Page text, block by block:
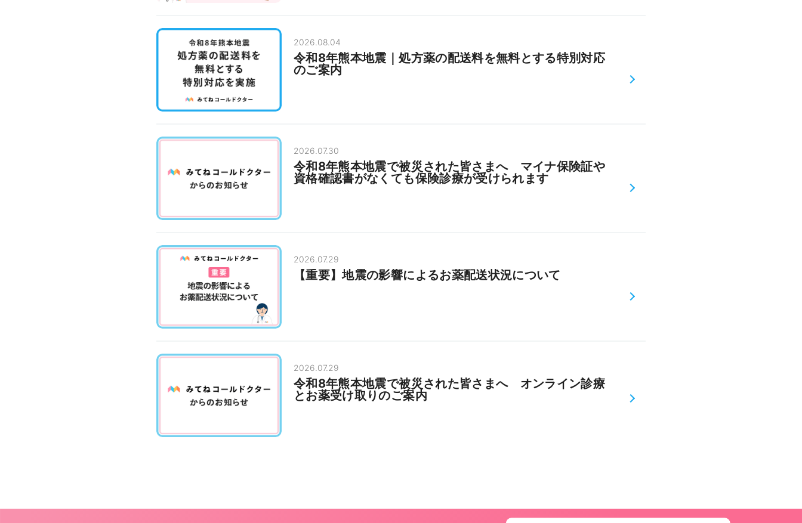
2026.08.04
令和8年熊本地震｜処方薬の配送料を無料とする特別対応
のご案内
2026.07.30
令和8年熊本地震で被災された皆さまへ マイナ保険証や
資格確認書がなくても保険診療が受けられます
2026.07.29
【重要】地震の影響によるお薬配送状況について
2026.07.29
令和8年熊本地震で被災された皆さまへ オンライン診療
とお薬受け取りのご案内